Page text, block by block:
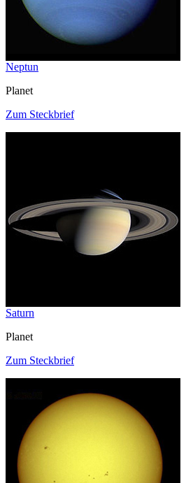
Neptun
Planet
Zum Steckbrief
Saturn
Planet
Zum Steckbrief